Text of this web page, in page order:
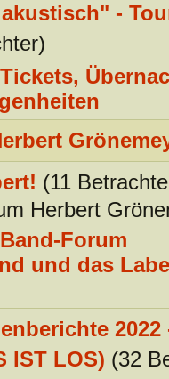
-
Tickets,
(11
Herbert
Band-Forum
und das
2022
IST LOS) (32